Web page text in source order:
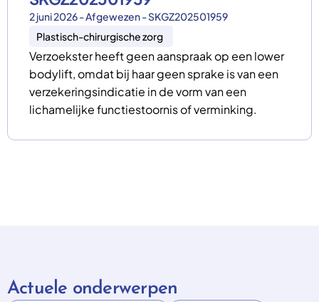
2 juni 2026 - Afgewezen - SKGZ202501959
Plastisch-chirurgische zorg
Verzoekster heeft geen aanspraak op een lower
bodylift, omdat bij haar geen sprake is van een
verzekeringsindicatie in de vorm van een
lichamelijke functiestoornis of verminking.
Actuele onderwerpen